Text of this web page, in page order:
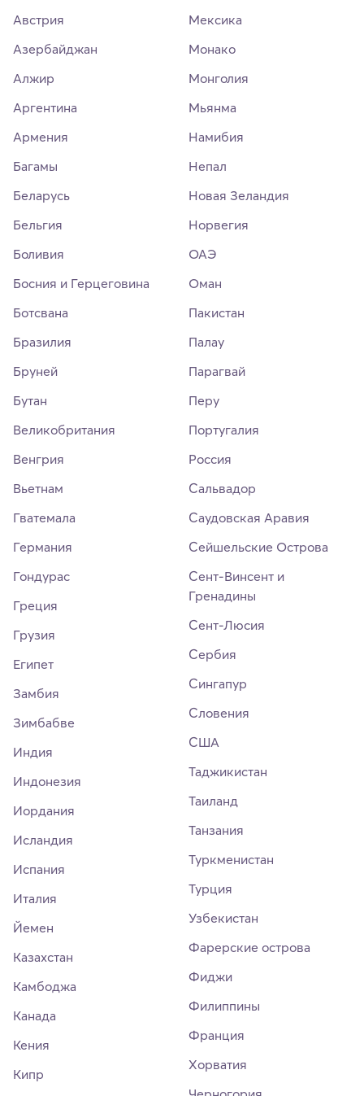
Австрия
Азербайджан
Алжир
Аргентина
Армения
Багамы
Беларусь
Бельгия
Боливия
Босния и Герцеговина
Ботсвана
Бразилия
Бруней
Бутан
Великобритания
Венгрия
Вьетнам
Гватемала
Германия
Гондурас
Греция
Грузия
Египет
Замбия
Зимбабве
Индия
Индонезия
Иордания
Исландия
Испания
Италия
Йемен
Казахстан
Камбоджа
Канада
Кения
Кипр
Мексика
Монако
Монголия
Мьянма
Намибия
Непал
Новая Зеландия
Норвегия
ОАЭ
Оман
Пакистан
Палау
Парагвай
Перу
Португалия
Россия
Сальвадор
Саудовская Аравия
Сейшельские Острова
Сент-Винсент и
Гренадины
Сент-Люсия
Сербия
Сингапур
Словения
США
Таджикистан
Таиланд
Танзания
Туркменистан
Турция
Узбекистан
Фарерские острова
Фиджи
Филиппины
Франция
Хорватия